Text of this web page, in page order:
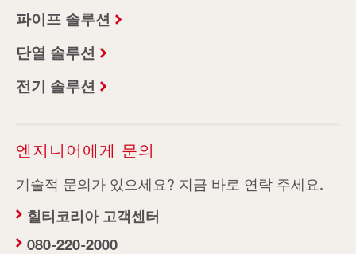
파이프 솔루션
단열 솔루션
전기 솔루션
엔지니어에게 문의
기술적 문의가 있으세요? 지금 바로 연락 주세요.
힐티코리아 고객센터
080-220-2000